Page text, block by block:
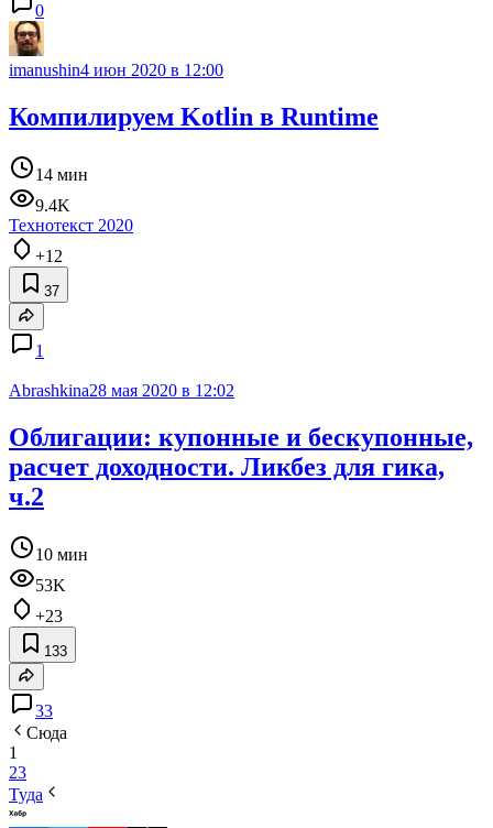
0
imanushin4 июн 2020 в 12:00
Компилируем Kotlin в Runtime
14 мин
9.4K
Технотекст 2020
+12
37
1
Abrashkina28 мая 2020 в 12:02
Облигации: купонные и бескупонные,
расчет доходности. Ликбез для гика,
ч.2
10 мин
53K
+23
133
33
Сюда
1
23
Туда